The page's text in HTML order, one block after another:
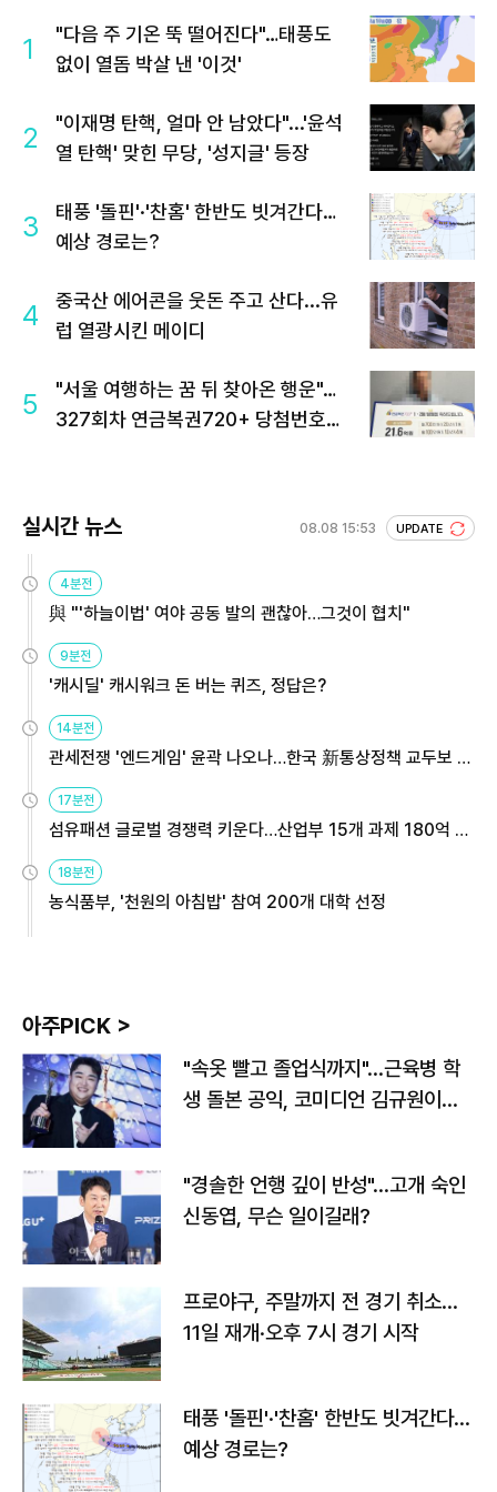
1
"다음 주 기온 뚝 떨어진다"…태풍도
없이 열돔 박살 낸 '이것'
2
"이재명 탄핵, 얼마 안 남았다"...'윤석
열 탄핵' 맞힌 무당, '성지글' 등장
3
태풍 '돌핀'·'찬홈' 한반도 빗겨간다…
예상 경로는?
4
중국산 에어콘을 웃돈 주고 산다...유
럽 열광시킨 메이디
5
"서울 여행하는 꿈 뒤 찾아온 행운"…
327회차 연금복권720+ 당첨번호조
실시간 뉴스 08.08 15:53 UPDATE
4분전
與 "'하늘이법' 여야 공동 발의 괜찮아…그것이 협치"
9분전
'캐시딜' 캐시워크 돈 버는 퀴즈, 정답은?
14분전
관세전쟁 '엔드게임' 윤곽 나오나…한국 新통상정책 교두보 활
용해야
17분전
섬유패션 글로벌 경쟁력 키운다…산업부 15개 과제 180억 지
원
18분전
농식품부, '천원의 아침밥' 참여 200개 대학 선정
아주PICK >
"속옷 빨고 졸업식까지"…근육병 학
생 돌본 공익, 코미디언 김규원이었
"경솔한 언행 깊이 반성"…고개 숙인
신동엽, 무슨 일이길래?
프로야구, 주말까지 전 경기 취소…
11일 재개·오후 7시 경기 시작
태풍 '돌핀'·'찬홈' 한반도 빗겨간다…
예상 경로는?